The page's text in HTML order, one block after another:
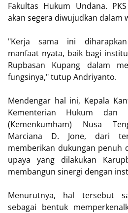
Fakultas Hukum Undana.
akan segera diwujudkan dalam
"Kerja sama ini
manfaat nyata, baik bagi
Rupbasan Kupang dalam
fungsinya," tutup Andriyanto.
Mendengar hal ini, Kepala
Kementerian Hukum dan
(Kemenkumham) Nusa
Marciana D. Jone, dari
memberikan dukungan penuh
upaya yang dilakukan
membangun sinergi dengan
Menurutnya, hal tersebut
sebagai bentuk